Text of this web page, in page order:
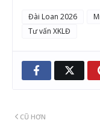
Đài Loan 2026
Tư vấn XKLĐ
CŨ HƠN